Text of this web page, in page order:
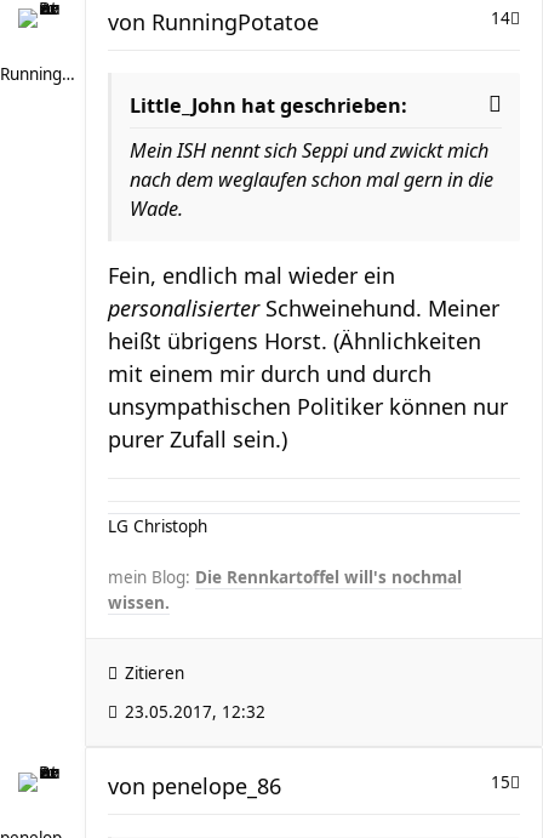
RunningPotatoe
14
von RunningPotatoe
Little_John hat geschrieben:
Mein ISH nennt sich Seppi und zwickt mich
nach dem weglaufen schon mal gern in die
Wade.
Fein, endlich mal wieder ein
personalisierterSchweinehund. Meiner
heißt übrigens Horst. (Ähnlichkeiten
mit einem mir durch und durch
unsympathischen Politiker können nur
purer Zufall sein.)
LG Christoph
mein Blog: Die Rennkartoffel will's nochmal
wissen.
Zitieren
23.05.2017, 12:32
15
von penelope_86